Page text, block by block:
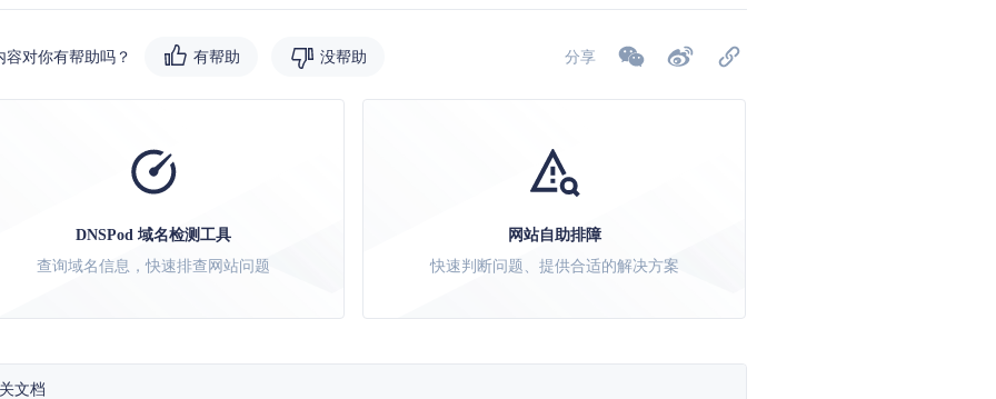
容对你有帮助吗？ 有帮助 没帮助 分享
DNSPod 域名检测工具
查询域名信息，快速排查网站问题
网站自助排障
快速判断问题、提供合适的解决方案
文档